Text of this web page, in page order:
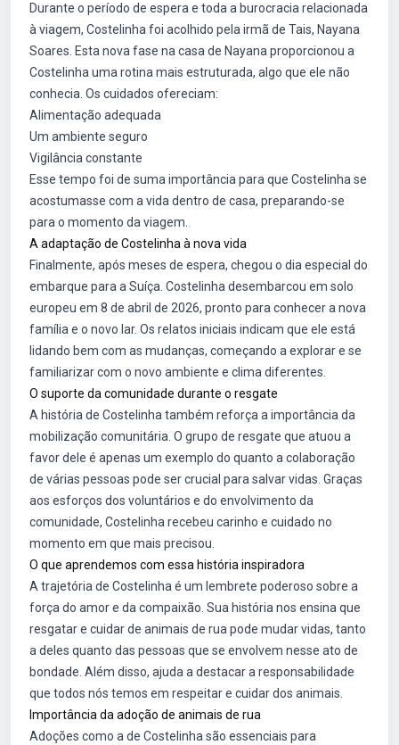
Durante o período de espera e toda a burocracia relacionada
à viagem, Costelinha foi acolhido pela irmã de Tais, Nayana
Soares. Esta nova fase na casa de Nayana proporcionou a
Costelinha uma rotina mais estruturada, algo que ele não
conhecia. Os cuidados ofereciam:
Alimentação adequada
Um ambiente seguro
Vigilância constante
Esse tempo foi de suma importância para que Costelinha se
acostumasse com a vida dentro de casa, preparando-se
para o momento da viagem.
A adaptação de Costelinha à nova vida
Finalmente, após meses de espera, chegou o dia especial do
embarque para a Suíça. Costelinha desembarcou em solo
europeu em 8 de abril de 2026, pronto para conhecer a nova
família e o novo lar. Os relatos iniciais indicam que ele está
lidando bem com as mudanças, começando a explorar e se
familiarizar com o novo ambiente e clima diferentes.
O suporte da comunidade durante o resgate
A história de Costelinha também reforça a importância da
mobilização comunitária. O grupo de resgate que atuou a
favor dele é apenas um exemplo do quanto a colaboração
de várias pessoas pode ser crucial para salvar vidas. Graças
aos esforços dos voluntários e do envolvimento da
comunidade, Costelinha recebeu carinho e cuidado no
momento em que mais precisou.
O que aprendemos com essa história inspiradora
A trajetória de Costelinha é um lembrete poderoso sobre a
força do amor e da compaixão. Sua história nos ensina que
resgatar e cuidar de animais de rua pode mudar vidas, tanto
a deles quanto das pessoas que se envolvem nesse ato de
bondade. Além disso, ajuda a destacar a responsabilidade
que todos nós temos em respeitar e cuidar dos animais.
Importância da adoção de animais de rua
Adoções como a de Costelinha são essenciais para